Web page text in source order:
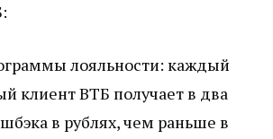
лояльности: каждый
клиент ВТБ получает в два
в рублях, чем раньше в